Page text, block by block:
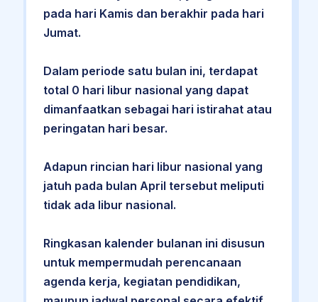
pada hari Kamis dan berakhir pada hari
Jumat.
Dalam periode satu bulan ini, terdapat
total 0 hari libur nasional yang dapat
dimanfaatkan sebagai hari istirahat atau
peringatan hari besar.
Adapun rincian hari libur nasional yang
jatuh pada bulan April tersebut meliputi
tidak ada libur nasional.
Ringkasan kalender bulanan ini disusun
untuk mempermudah perencanaan
agenda kerja, kegiatan pendidikan,